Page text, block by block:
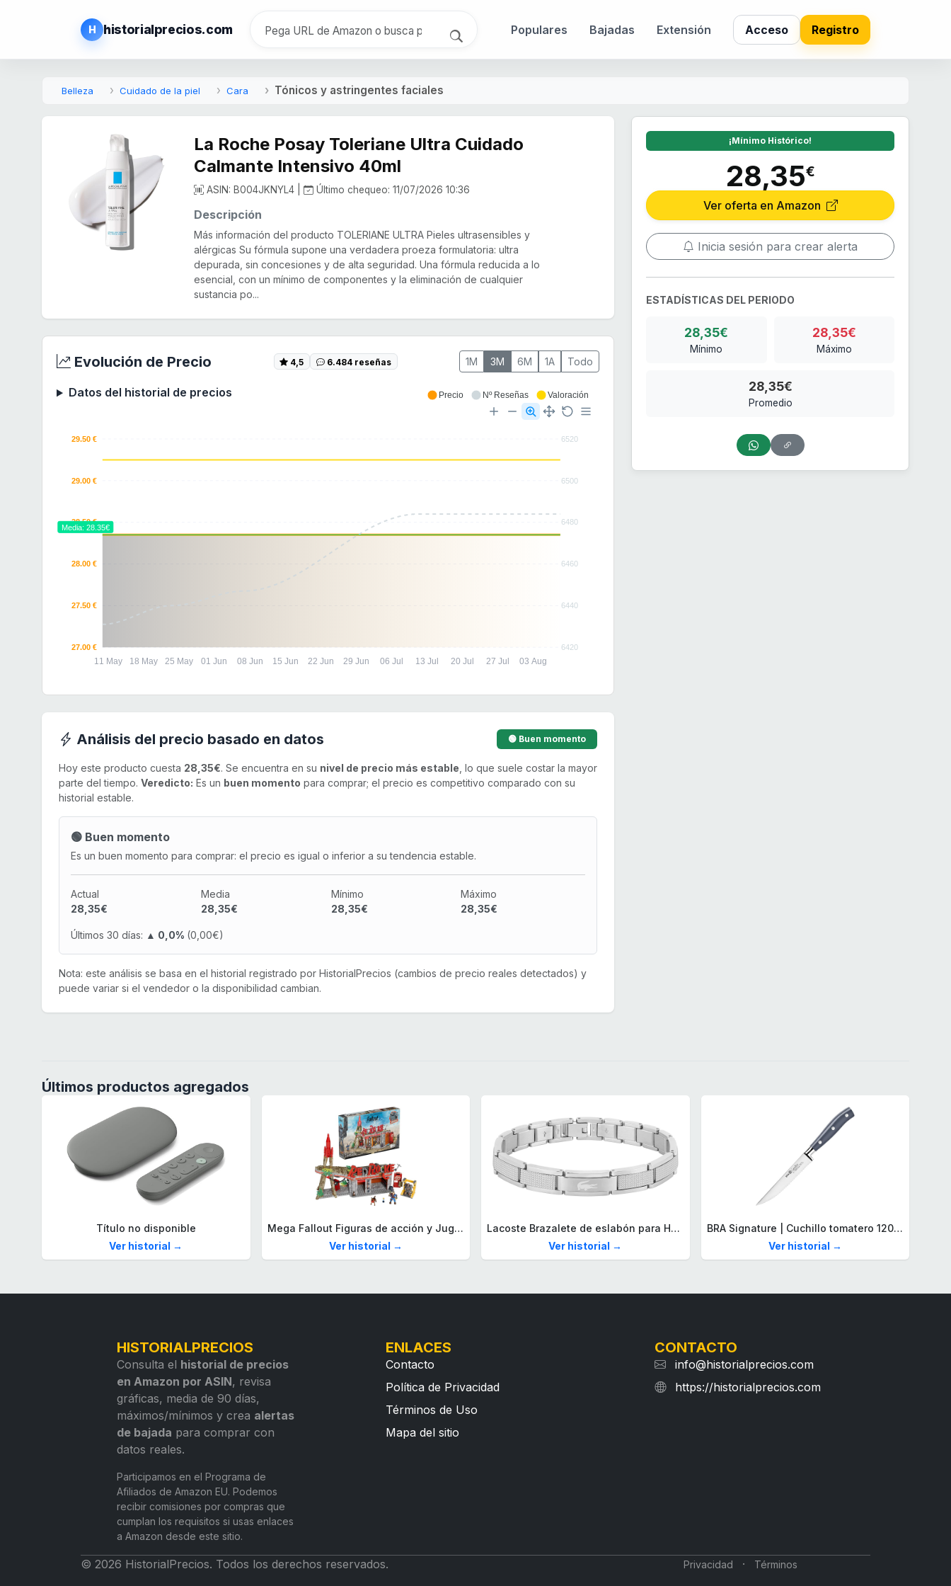
H historialprecios.com Populares Bajadas Extensión Acceso Registro
Belleza Cuidado de la piel Cara Tónicos y astringentes faciales
La Roche Posay Toleriane Ultra Cuidado
Calmante Intensivo 40ml
ASIN: B004JKNYL4 | Último chequeo: 11/07/2026 10:36
Descripción
Más información del producto TOLERIANE ULTRA Pieles ultrasensibles y
alérgicas Su fórmula supone una verdadera proeza formulatoria: ultra
depurada, sin concesiones y de alta seguridad. Una fórmula reducida a lo
esencial, con un mínimo de componentes y la eliminación de cualquier
sustancia po...
Evolución de Precio 4,5 6.484 reseñas 1M 3M 6M 1A Todo
Datos del historial de precios
6520
6500
6480
6460
6440
6420
29.50 €
29.00 €
28.50 €
28.00 €
27.50 €
27.00 €
11 May 18 May 25 May 01 Jun 08 Jun 15 Jun 22 Jun 29 Jun 06 Jul 13 Jul 20 Jul 27 Jul 03 Aug
Media: 28.35€
Precio Nº Reseñas Valoración
Análisis del precio basado en datos 🟢 Buen momento
Hoy este producto cuesta 28,35€. Se encuentra en su nivel de precio más estable , lo que suele costar la mayor
parte del tiempo. Veredicto: Es un buen momento para comprar; el precio es competitivo comparado con su
historial estable.
🟢 Buen momento
Es un buen momento para comprar: el precio es igual o inferior a su tendencia estable.
Actual
28,35€
Media
28,35€
Mínimo
28,35€
Máximo
28,35€
Últimos 30 días: ▲ 0,0% (0,00€)
Nota: este análisis se basa en el historial registrado por HistorialPrecios (cambios de precio reales detectados) y
puede variar si el vendedor o la disponibilidad cambian.
¡Mínimo Histórico!
28,35€
Ver oferta en Amazon
Inicia sesión para crear alerta
ESTADÍSTICAS DEL PERIODO
28,35€
Mínimo
28,35€
Máximo
28,35€
Promedio
Últimos productos agregados
Título no disponible
Ver historial →
Mega Fallout Figuras de acción y Juguetes de construcción, Parada de Camiones Red Rocket con 824 Piezas, 2 Personajes articulados y Accesorios, para coleccionistas, HXT00
Ver historial →
Lacoste Brazalete de eslabón para Hombre Colección STENCIL de Acero inoxidable
Ver historial →
BRA Signature | Cuchillo tomatero 120 mm, Acero Inoxidable alemán forjado con Molibdeno Vanadio, Mango Remachado ABS, Diseño Ergonómico, Hoja 1,6 mm espesor
Ver historial →
HISTORIALPRECIOS
Consulta el historial de precios
en Amazon por ASIN, revisa
gráficas, media de 90 días,
máximos/mínimos y crea alertas
de bajada para comprar con
datos reales.
Participamos en el Programa de
Afiliados de Amazon EU. Podemos
recibir comisiones por compras que
cumplan los requisitos si usas enlaces
a Amazon desde este sitio.
ENLACES
Contacto
Política de Privacidad
Términos de Uso
Mapa del sitio
CONTACTO
info@historialprecios.com
https://historialprecios.com
© 2026 HistorialPrecios. Todos los derechos reservados. Privacidad · Términos